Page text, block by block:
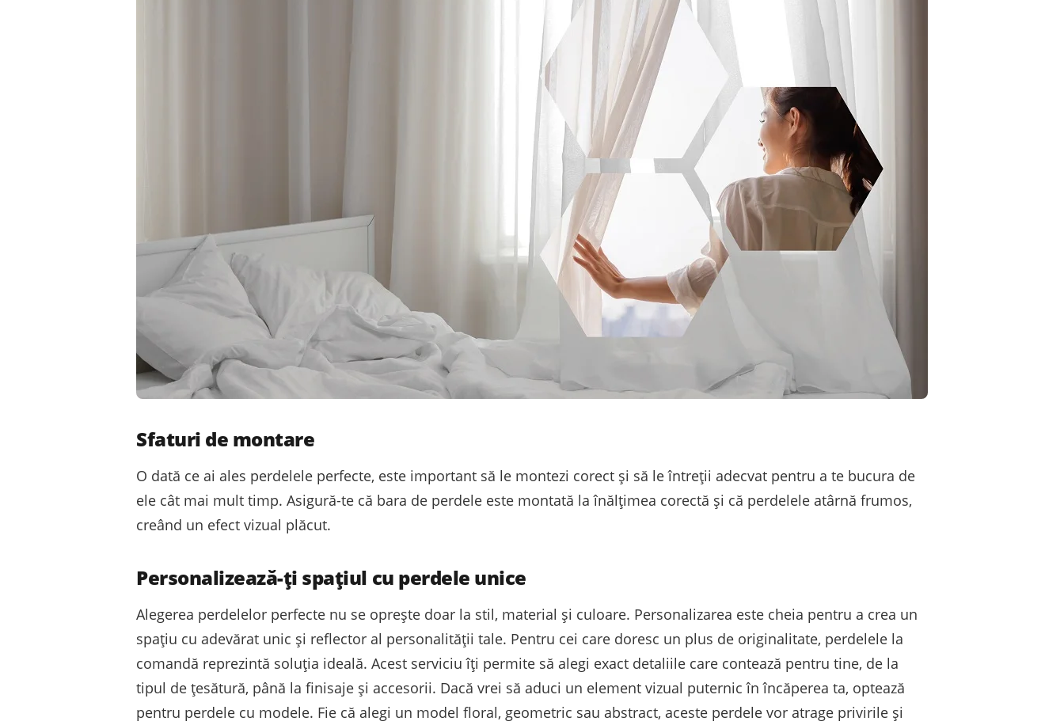
Sfaturi de montare
O dată ce ai ales perdelele perfecte, este important să le montezi corect și să le întreții adecvat pentru a te bucura de
ele cât mai mult timp. Asigură-te că bara de perdele este montată la înălțimea corectă și că perdelele atârnă frumos,
creând un efect vizual plăcut.
Personalizează-ți spațiul cu perdele unice
Alegerea perdelelor perfecte nu se oprește doar la stil, material și culoare. Personalizarea este cheia pentru a crea un
spațiu cu adevărat unic și reflector al personalității tale. Pentru cei care doresc un plus de originalitate, perdelele la
comandă reprezintă soluția ideală. Acest serviciu îți permite să alegi exact detaliile care contează pentru tine, de la
tipul de țesătură, până la finisaje și accesorii. Dacă vrei să aduci un element vizual puternic în încăperea ta, optează
pentru perdele cu modele. Fie că alegi un model floral, geometric sau abstract, aceste perdele vor atrage privirile și